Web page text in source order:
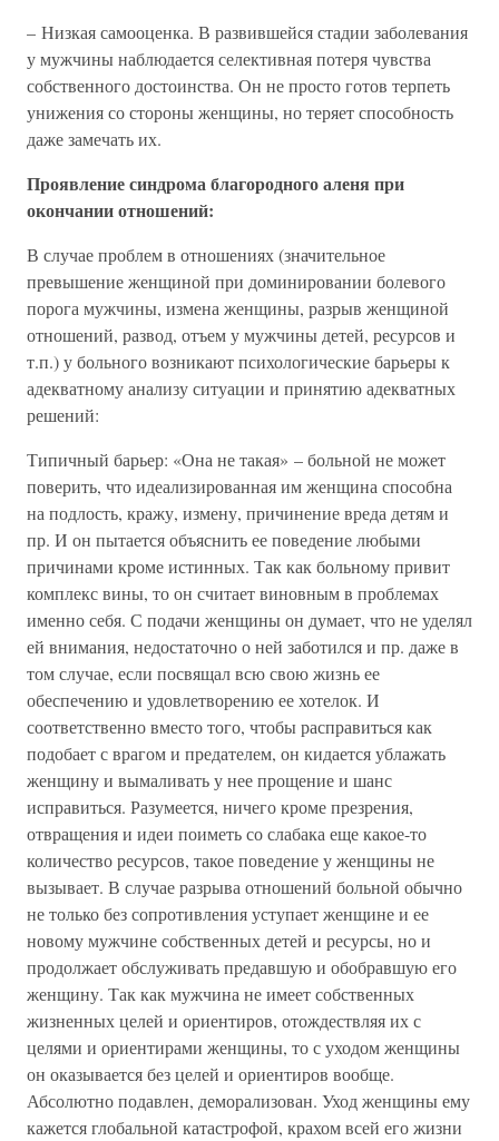
– Низкая самооценка. В развившейся стадии заболевания
у мужчины наблюдается селективная потеря чувства
собственного достоинства. Он не просто готов терпеть
унижения со стороны женщины, но теряет способность
даже замечать их.
Проявление синдрома благородного аленя при
окончании отношений:
В случае проблем в отношениях (значительное
превышение женщиной при доминировании болевого
порога мужчины, измена женщины, разрыв женщиной
отношений, развод, отъем у мужчины детей, ресурсов и
т.п.) у больного возникают психологические барьеры к
адекватному анализу ситуации и принятию адекватных
решений:
Типичный барьер: «Она не такая» – больной не может
поверить, что идеализированная им женщина способна
на подлость, кражу, измену, причинение вреда детям и
пр. И он пытается объяснить ее поведение любыми
причинами кроме истинных. Так как больному привит
комплекс вины, то он считает виновным в проблемах
именно себя. С подачи женщины он думает, что не уделял
ей внимания, недостаточно о ней заботился и пр. даже в
том случае, если посвящал всю свою жизнь ее
обеспечению и удовлетворению ее хотелок. И
соответственно вместо того, чтобы расправиться как
подобает с врагом и предателем, он кидается ублажать
женщину и вымаливать у нее прощение и шанс
исправиться. Разумеется, ничего кроме презрения,
отвращения и идеи поиметь со слабака еще какое-то
количество ресурсов, такое поведение у женщины не
вызывает. В случае разрыва отношений больной обычно
не только без сопротивления уступает женщине и ее
новому мужчине собственных детей и ресурсы, но и
продолжает обслуживать предавшую и обобравшую его
женщину. Так как мужчина не имеет собственных
жизненных целей и ориентиров, отождествляя их с
целями и ориентирами женщины, то с уходом женщины
он оказывается без целей и ориентиров вообще.
Абсолютно подавлен, деморализован. Уход женщины ему
кажется глобальной катастрофой, крахом всей его жизни